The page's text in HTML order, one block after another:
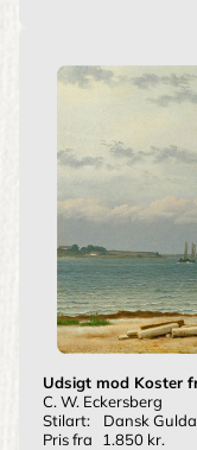
Udsigt mod Koster
C. W. Eckersberg
Stilart:
Dansk
Pris fra
1.850 kr.